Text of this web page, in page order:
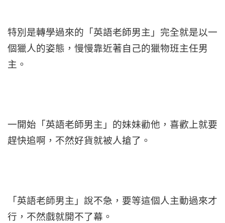
特別是轉學過來的「英語老師男主」完全就是以一
個獵人的姿態，慢慢靠近著自己的獵物班主任男
主。
一開始「英語老師男主」的妹妹勸他，喜歡上就要
趕快追啊，不然好貨就被人搶了。
「英語老師男主」說不急，要等這個人主動過來才
行，不然戲就開不了幕。